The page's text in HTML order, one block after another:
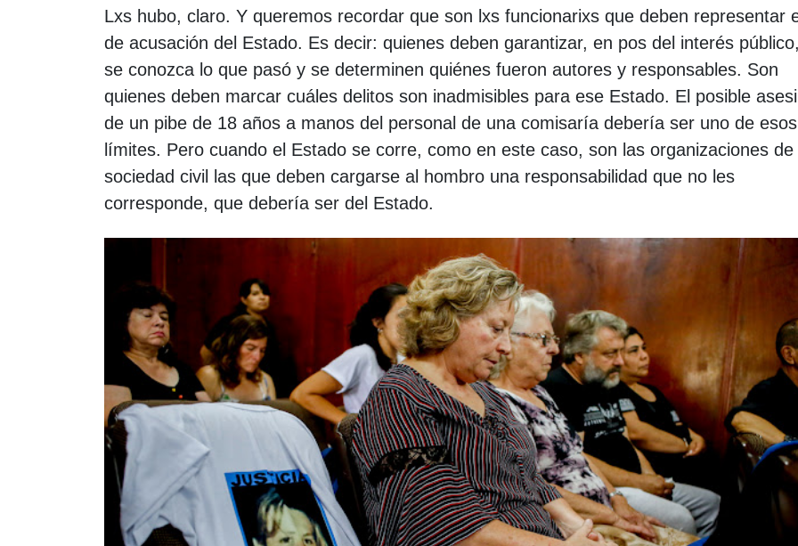
Lxs hubo, claro. Y queremos recordar que son lxs funcionarixs que deben representar
de acusación del Estado. Es decir: quienes deben garantizar, en pos del interés
se conozca lo que pasó y se determinen quiénes fueron autores y responsables. Son
quienes deben marcar cuáles delitos son inadmisibles para ese Estado. El posible
de un pibe de 18 años a manos del personal de una comisaría debería ser uno de esos
límites. Pero cuando el Estado se corre, como en este caso, son las organizaciones de
sociedad civil las que deben cargarse al hombro una responsabilidad que no les
corresponde, que debería ser del Estado.